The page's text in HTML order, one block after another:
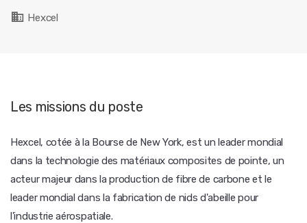
Hexcel
Les missions du poste
Hexcel, cotée à la Bourse de New York, est un leader mondial
dans la technologie des matériaux composites de pointe, un
acteur majeur dans la production de fibre de carbone et le
leader mondial dans la fabrication de nids d'abeille pour
l'industrie aérospatiale.